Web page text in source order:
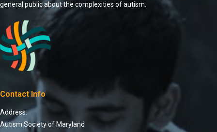
general public about the complexities of autism.
Contact Info
Address:
Autism Society of Maryland